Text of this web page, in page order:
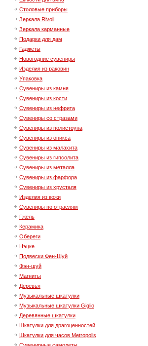
Столовые приборы
Зеркала Rivoli
Зеркала карманные
Подарки для дам
Гаджеты
Новогодние сувениры
Изделия из раковин
Упаковка
Сувениры из камня
Сувениры из кости
Сувениры из нефрита
Сувениры со стразами
Сувениры из полистоуна
Сувениры из оникса
Сувениры из малахита
Сувениры из гипсолита
Сувениры из металла
Сувениры из фарфора
Сувениры из хрусталя
Изделия из кожи
Сувениры по отраслям
Гжель
Керамика
Обереги
Нэцке
Подвески Фен-Шуй
Фэн-шуй
Магниты
Деревья
Музыкальные шкатулки
Музыкальные шкатулки Giglio
Деревянные шкатулки
Шкатулки для драгоценностей
Шкатулки для часов Metropolis